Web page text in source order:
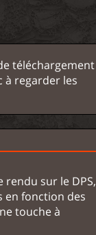
téléchargement
à regarder les
sur le DPS,
en fonction des
touche à